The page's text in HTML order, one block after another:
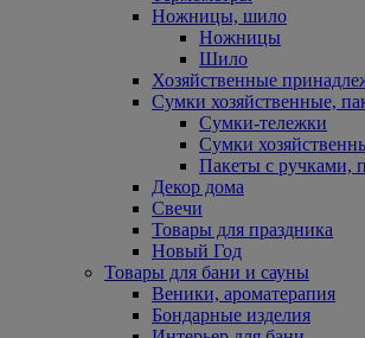
Ножницы, шило
Ножницы
Шило
Хозяйственные
Сумки хозяйственные,
Сумки-тележки
Сумки
Пакеты с ручками,
Декор дома
Свечи
Товары для праздника
Новый Год
Товары для бани и сауны
Веники, ароматерапия
Бондарные изделия